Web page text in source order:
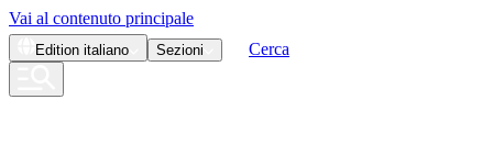
Vai al contenuto principale
Edition italiano Sezioni Cerca